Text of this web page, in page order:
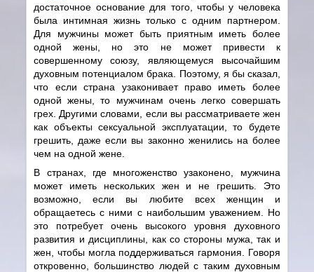
достаточное основание для того, чтобы у человека
была интимная жизнь только с одним партнером.
Для мужчины может быть приятным иметь более
одной жены, но это не может привести к
совершенному союзу, являющемуся высочайшим
духовным потенциалом брака. Поэтому, я бы сказал,
что если страна узаконивает право иметь более
одной жены, то мужчинам очень легко совершать
грех. Другими словами, если вы рассматриваете жен
как объекты сексуальной эксплуатации, то будете
грешить, даже если вы законно женились на более
чем на одной жене.
В странах, где многоженство узаконено, мужчина
может иметь нескольких жен и не грешить. Это
возможно, если вы любите всех женщин и
обращаетесь с ними с наибольшим уважением. Но
это потребует очень высокого уровня духовного
развития и дисциплины, как со стороны мужа, так и
жен, чтобы могла поддерживаться гармония. Говоря
откровенно, большинство людей с таким духовным